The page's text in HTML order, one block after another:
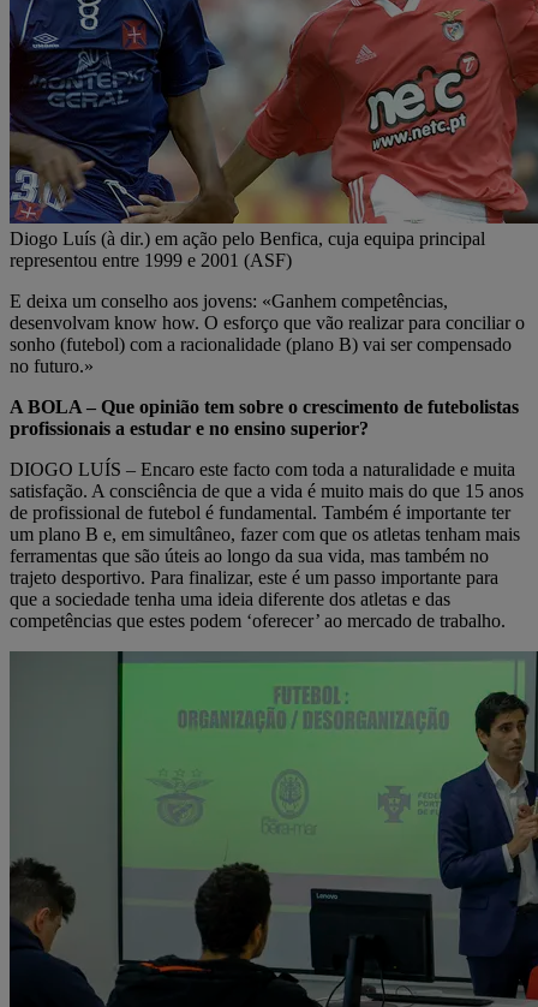
Diogo Luís (à dir.) em ação pelo Benfica, cuja equipa principal
representou entre 1999 e 2001 (ASF)
E deixa um conselho aos jovens: «Ganhem competências,
desenvolvam know how. O esforço que vão realizar para conciliar o
sonho (futebol) com a racionalidade (plano B) vai ser compensado
no futuro.»
A BOLA – Que opinião tem sobre o crescimento de futebolistas
profissionais a estudar e no ensino superior?
DIOGO LUÍS – Encaro este facto com toda a naturalidade e muita
satisfação. A consciência de que a vida é muito mais do que 15 anos
de profissional de futebol é fundamental. Também é importante ter
um plano B e, em simultâneo, fazer com que os atletas tenham mais
ferramentas que são úteis ao longo da sua vida, mas também no
trajeto desportivo. Para finalizar, este é um passo importante para
que a sociedade tenha uma ideia diferente dos atletas e das
competências que estes podem ‘oferecer’ ao mercado de trabalho.